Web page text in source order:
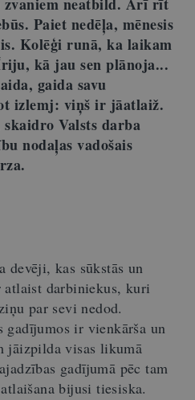
Paiet nedēļa, mēnesis
Kolēģi runā, ka laikam
kā jau sen plānoja...
gaida savu
izlemj: viņš ir jāatlaiž.
Valsts darba
nodaļas vadošais
devēji, kas sūkstās un
darbiniekus, kuri
par sevi nedod.
gadījumos ir vienkārša un
jāizpilda visas likumā
gadījumā pēc tam
bijusi tiesiska.